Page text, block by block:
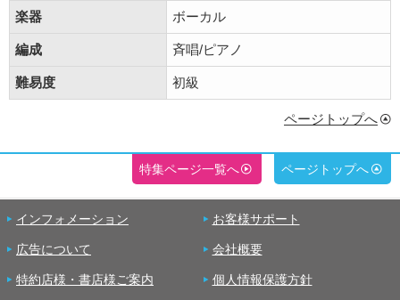
楽器 ボーカル
編成 斉唱/ピアノ
難易度 初級
ページトップへ
特集ページ一覧へ ページトップへ
インフォメーション お客様サポート
広告について 会社概要
特約店様・書店様ご案内 個人情報保護方針